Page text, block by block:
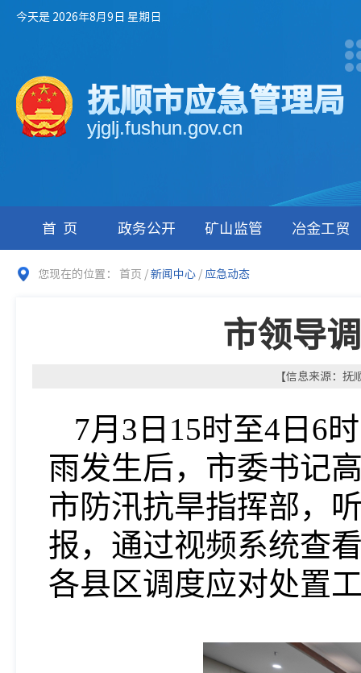
今天是 2026年8月9日 星期日
抚顺市应急管理局
yjglj.fushun.gov.cn
首页 政务公开 矿山监管 冶金工贸
您现在的位置： 首页 /新闻中心 / 应急动态
市领导
【信息来源：
7月3日15时至4日6
雨发生后，市委书记
市防汛抗旱指挥部，
报，通过视频系统查
各县区调度应对处置